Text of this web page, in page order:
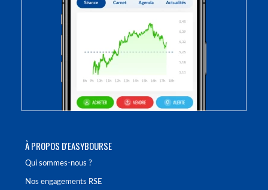
À PROPOS D'EASYBOURSE
Qui sommes-nous ?
Nos engagements RSE